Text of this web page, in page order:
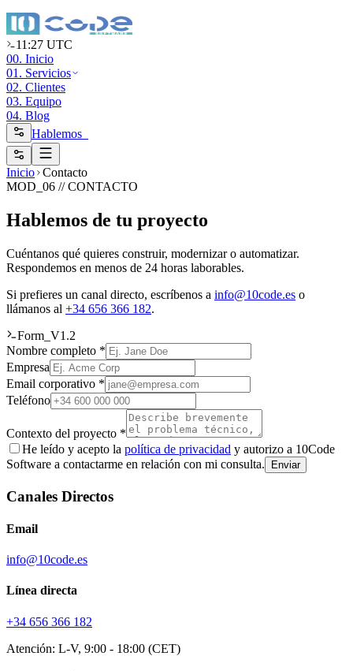
11:27 UTC
00. Inicio
01. Servicios
02. Clientes
03. Equipo
04. Blog
Hablemos_
Inicio Contacto
MOD_06 // CONTACTO
Hablemos de tu proyecto
Cuéntanos qué quieres construir, modernizar o automatizar.
Respondemos en menos de 24 horas laborables.
Si prefieres un canal directo, escríbenos a info@10code.es o
llámanos al +34 656 366 182.
Form_V1.2
Nombre completo *
Empresa
Email corporativo *
Teléfono
Contexto del proyecto *
He leído y acepto la política de privacidad y autorizo a 10Code
Software a contactarme en relación con mi consulta.
Enviar
Canales Directos
Email
info@10code.es
Línea directa
+34 656 366 182
Atención: L-V, 9:00 - 18:00 (CET)